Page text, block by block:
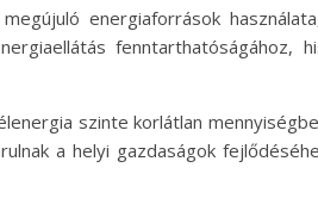
energiaforrások
fenntarthatóságához,
szinte korlátlan
a helyi gazdaságok